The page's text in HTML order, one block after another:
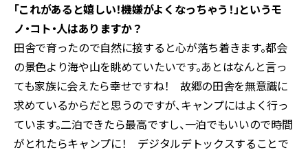
――「これがあると嬉しい！機嫌がよくなっちゃう！」というモ
ノ・コト・人はありますか？
田舎で育ったので自然に接すると心が落ち着きます。都会
の景色より海や山を眺めていたいです。あとはなんと言っ
ても家族に会えたら幸せですね！ 故郷の田舎を無意識に
求めているからだと思うのですが、キャンプにはよく行っ
ています。二泊できたら最高ですし、一泊でもいいので時間
がとれたらキャンプに！ デジタルデトックスすることで